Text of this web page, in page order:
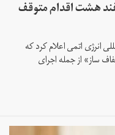
هشت اقدام متوقف
انرژی اتمی اعلام کرد که
ساز» از جمله اجرای